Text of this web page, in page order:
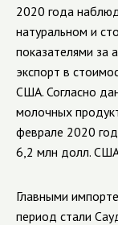
2020 года
натуральном и
показателями за
экспорт в
США. Согласно
молочных
феврале 2020
6,2 млн долл.
Главными
период стали